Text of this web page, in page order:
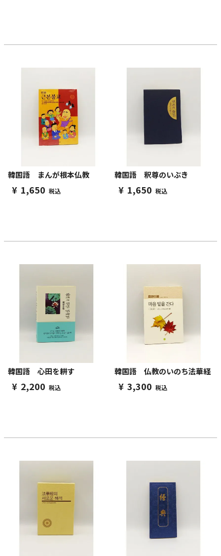
韓国語 まんが根本仏教
¥ 1,650 税込
韓国語 釈尊のいぶき
¥ 1,650 税込
韓国語 心田を耕す
¥ 2,200 税込
韓国語 仏教のいのち法華経
¥ 3,300 税込